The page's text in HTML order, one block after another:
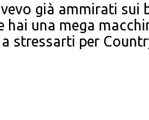
già ammirati sui
hai una mega
stressarti per